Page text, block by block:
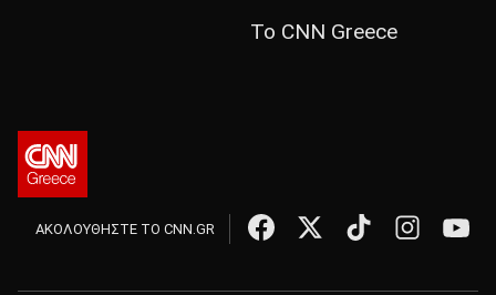
Το CNN Greece
ΑΚΟΛΟΥΘΗΣΤΕ ΤΟ CNN.GR